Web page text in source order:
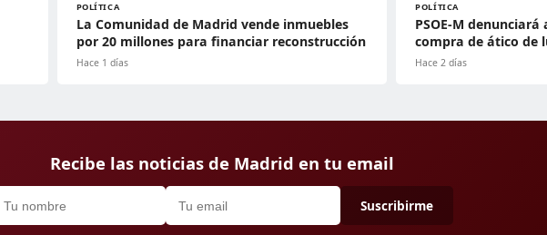
POLÍTICA
La Comunidad de Madrid vende inmuebles
por 20 millones para financiar reconstrucción
Hace 1 días
POLÍTICA
PSOE-M
compra de ático de
Hace 2 días
Recibe las noticias de Madrid en tu email
Suscribirme